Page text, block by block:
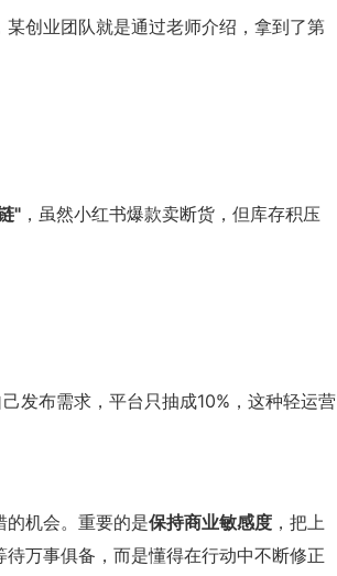
某创业团队就是通过老师介绍，拿到了第
" ，虽然小红书爆款卖断货，但库存积压
己发布需求，平台只抽成10%，这种轻运营
的机会。重要的是保持商业敏感度 ，把上
万事俱备，而是懂得在行动中不断修正